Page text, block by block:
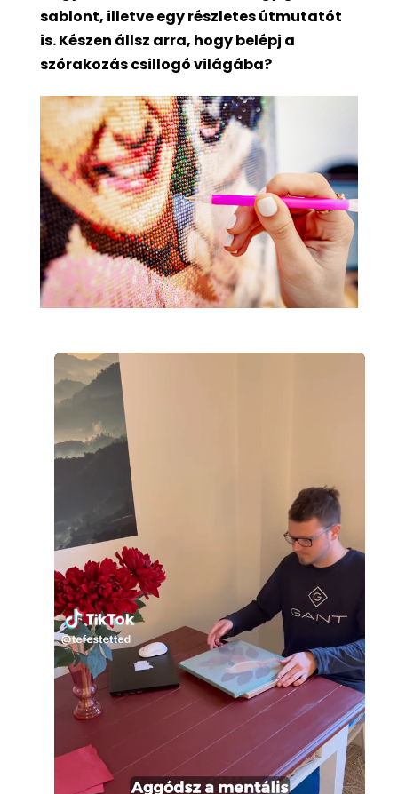
sablont, illetve egy részletes útmutatót
is. Készen állsz arra, hogy belépj a
szórakozás csillogó világába?